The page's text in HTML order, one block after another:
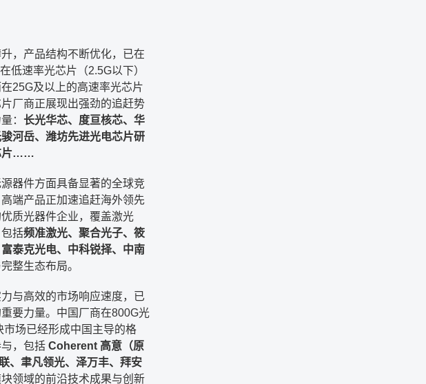
，产品结构不断优化，已在
低速率光芯片（2.5G以下）
25G及以上的高速率光芯片
厂商正展现出强劲的追赶势
： 长光华芯、度亘核芯、华
河岳、潍坊先进光电芯片研
片……
器件方面具备显著的全球竞
端产品正加速追赶海外领先
质光器件企业，覆盖激光
括频准激光、聚合光子、筱
泰克光电、中科锐择、中南
整生态布局。
与高效的市场响应速度，已
要力量。中国厂商在800G光
市场已经形成中国主导的格
，包括 Coherent 高意（原
、聿凡领光、泽万丰、拜安
领域的前沿技术成果与创新